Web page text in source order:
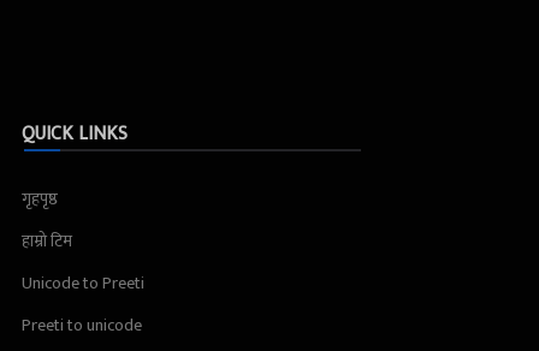
QUICK LINKS
गृहपृष्ठ
हाम्रो टिम
Unicode to Preeti
Preeti to unicode